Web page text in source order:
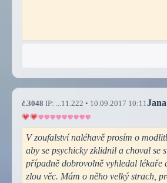
č.3048 IP: ...11.222 • 10.09.2017 10:11 Jana
V zoufalství naléhavě prosím o
aby se psychicky zklidnil a choval se
případně dobrovolně vyhledal lékaře
zlou věc. Mám o něho velký strach,